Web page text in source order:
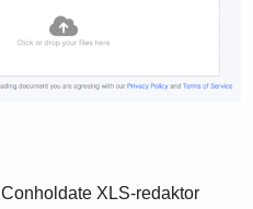
Conholdate XLS-redaktor